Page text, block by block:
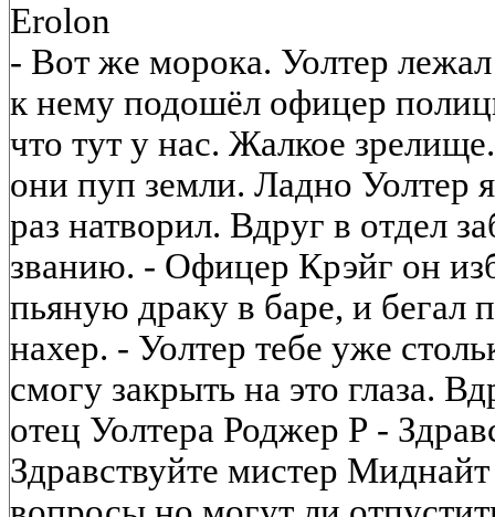
Erolon
- Вот же морока. Уолтер
к нему подошёл офицер
что тут у нас. Жалкое
они пуп земли. Ладно Уолтер
раз натворил. Вдруг в отдел
званию. - Офицер Крэйг он
пьяную драку в баре, и бегал
нахер. - Уолтер тебе уже
смогу закрыть на это глаза.
отец Уолтера Роджер Р -
Здравствуйте мистер